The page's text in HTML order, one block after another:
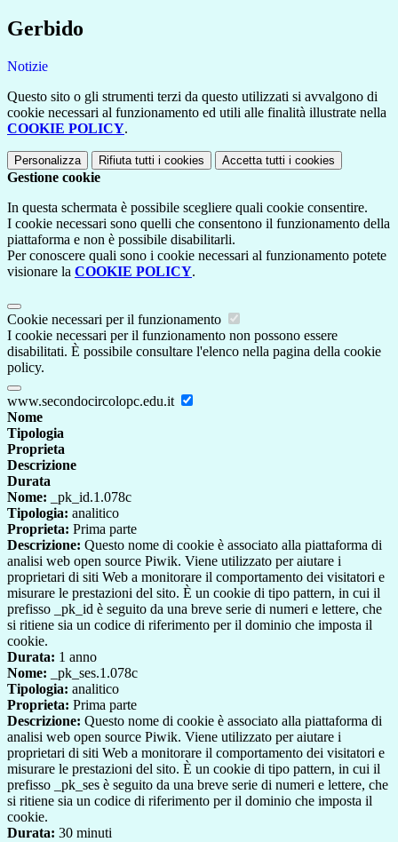
Gerbido
Notizie
Questo sito o gli strumenti terzi da questo utilizzati si avvalgono di
cookie necessari al funzionamento ed utili alle finalità illustrate nella
COOKIE POLICY.
Personalizza Rifiuta tutti i cookies Accetta tutti i cookies
Gestione cookie
In questa schermata è possibile scegliere quali cookie consentire.
I cookie necessari sono quelli che consentono il funzionamento della
piattaforma e non è possibile disabilitarli.
Per conoscere quali sono i cookie necessari al funzionamento potete
visionare la COOKIE POLICY.
Cookie necessari per il funzionamento
I cookie necessari per il funzionamento non possono essere
disabilitati. È possibile consultare l'elenco nella pagina della cookie
policy.
www.secondocircolopc.edu.it
Nome
Tipologia
Proprieta
Descrizione
Durata
Nome: _pk_id.1.078c
Tipologia: analitico
Proprieta: Prima parte
Descrizione: Questo nome di cookie è associato alla piattaforma di
analisi web open source Piwik. Viene utilizzato per aiutare i
proprietari di siti Web a monitorare il comportamento dei visitatori e
misurare le prestazioni del sito. È un cookie di tipo pattern, in cui il
prefisso _pk_id è seguito da una breve serie di numeri e lettere, che
si ritiene sia un codice di riferimento per il dominio che imposta il
cookie.
Durata: 1 anno
Nome: _pk_ses.1.078c
Tipologia: analitico
Proprieta: Prima parte
Descrizione: Questo nome di cookie è associato alla piattaforma di
analisi web open source Piwik. Viene utilizzato per aiutare i
proprietari di siti Web a monitorare il comportamento dei visitatori e
misurare le prestazioni del sito. È un cookie di tipo pattern, in cui il
prefisso _pk_ses è seguito da una breve serie di numeri e lettere, che
si ritiene sia un codice di riferimento per il dominio che imposta il
cookie.
Durata: 30 minuti